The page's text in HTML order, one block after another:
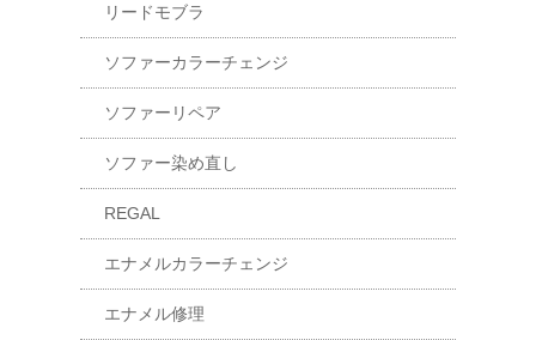
リードモブラ
ソファーカラーチェンジ
ソファーリペア
ソファー染め直し
REGAL
エナメルカラーチェンジ
エナメル修理